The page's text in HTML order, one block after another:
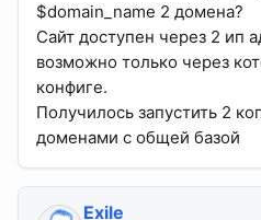
$domain_name 2 домена?
Сайт доступен через 2 ип
возможно только через
конфиге.
Получилось запустить 2
доменами с общей базой
Exile